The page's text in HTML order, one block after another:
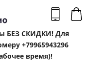
БЕЗ СКИДКИ! Для
+79965943296
время)!